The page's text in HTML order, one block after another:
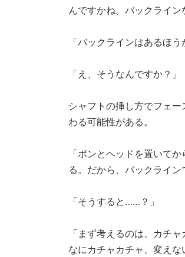
んですかね。バックライン
「バックラインはあるほ
「え、そうなんですか？」
シャフトの挿し方でフェ
わる可能性がある。
「ポンとヘッドを置いて
る。だから、バックライン
「そうすると……？」
「まず考えるのは、カチ
なにカチャカチャ、変え